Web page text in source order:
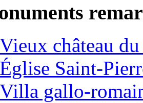
Vieux château
Église Saint-
Villa gallo-